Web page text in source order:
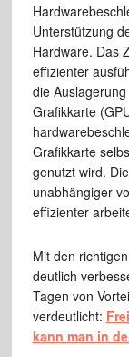
Unterstützung
Hardware. Das
effizienter
die
Grafikkarte
Grafikkarte
genutzt wird.
unabhängiger
effizienter
Mit den
deutlich
Tagen von
verdeutlicht:
kann man in